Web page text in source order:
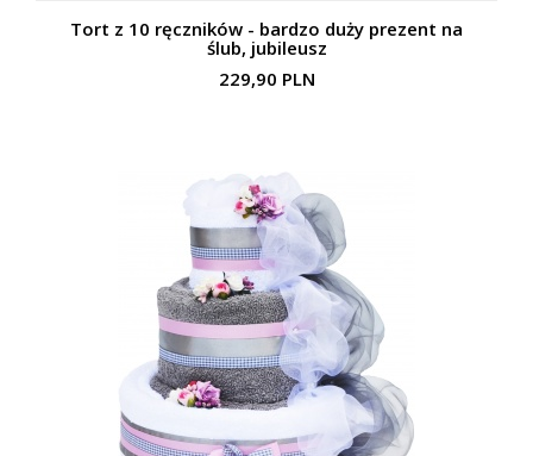
Tort z 10 ręczników - bardzo duży prezent na
ślub, jubileusz
229,90 PLN